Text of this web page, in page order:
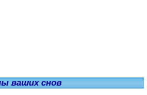
ваших снов